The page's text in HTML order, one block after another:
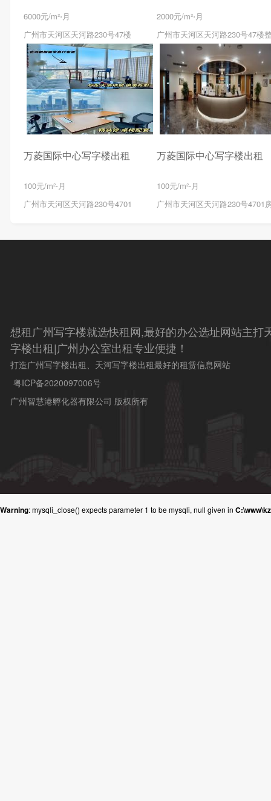
6000元/m²⋅月
广州市天河区天河路230号47楼
2000元/m²⋅月
广州市天河区天河路230号47楼
万菱国际中心写字楼出租
100元/m²⋅月
广州市天河区天河路230号4701
万菱国际中心写字楼出租
100元/m²⋅月
广州市天河区天河路230号4701
想租广州写字楼就选快租网,最好的办公选址网站主打
字楼出租|广州办公室出租专业便捷！
打造广州写字楼出租、天河写字楼出租最好的租赁信息网站
粤ICP备2020097006号
广州智慧港孵化器有限公司 版权所有
Warning: mysqli_close() expects parameter 1 to be mysqli, null given in